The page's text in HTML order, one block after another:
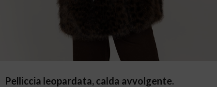
Pelliccia leopardata, calda avvolgente.